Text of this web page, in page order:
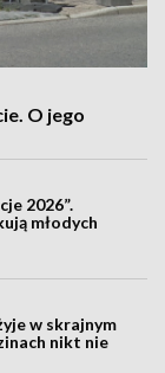
O jego
2026”.
młodych
w skrajnym
nikt nie